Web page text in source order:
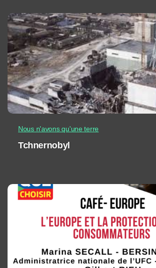
Nous n'avons qu'une terre
Tchnernobyl